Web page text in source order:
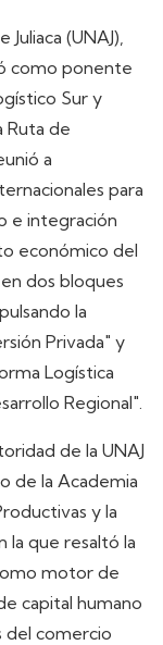
(UNAJ),
como ponente
Sur y
Ruta de
a
para
e integración
económico del
dos bloques
la
Privada" y
Logística
Regional".
de la UNAJ
de la Academia
y la
la que resaltó la
motor de
capital humano
del comercio